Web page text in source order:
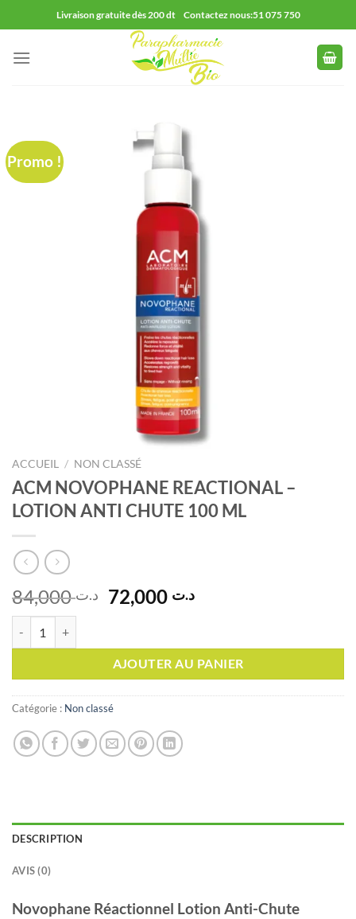
au
contenu
Livraison gratuite dès 200 dt Contactez nous:51 075 750
Promo !
ACCUEIL / NON CLASSÉ
ACM NOVOPHANE REACTIONAL –
LOTION ANTI CHUTE 100 ML
د.ت84,000
Le
prix
était :
د.ت 84,000.
د.تLe
est :
AJOUTER AU PANIER
Catégorie : Non classé
DESCRIPTION
AVIS (0)
Novophane Réactionnel Lotion Anti-Chute